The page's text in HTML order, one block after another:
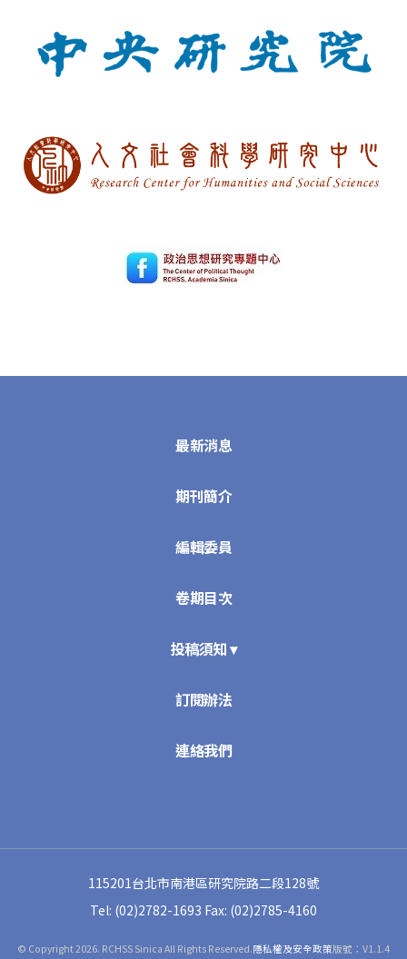
最新消息
期刊簡介
編輯委員
卷期目次
投稿須知 ▾
訂閱辦法
連絡我們
115201台北市南港區研究院路二段128號
Tel: (02)2782-1693 Fax: (02)2785-4160
© Copyright 2026. RCHSS Sinica All Rights Reserved.隱私權及安全政策版號：V1.1.4